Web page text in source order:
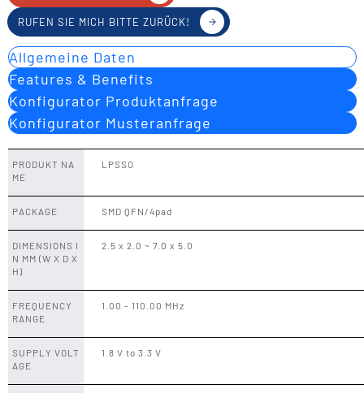
RUFEN SIE MICH BITTE ZURÜCK!
Allgemeine Daten
Features & Benefits
Konfigurator Produktanfrage
Konfigurator Musteranfrage
PRODUKT NA
ME
LPSSO
PACKAGE SMD QFN/4pad
DIMENSIONS I
N MM (W X D X
H)
2.5 x 2.0 ~ 7.0 x 5.0
FREQUENCY
RANGE
1.00 - 110.00 MHz
SUPPLY VOLT
AGE
1.8 V to 3.3 V